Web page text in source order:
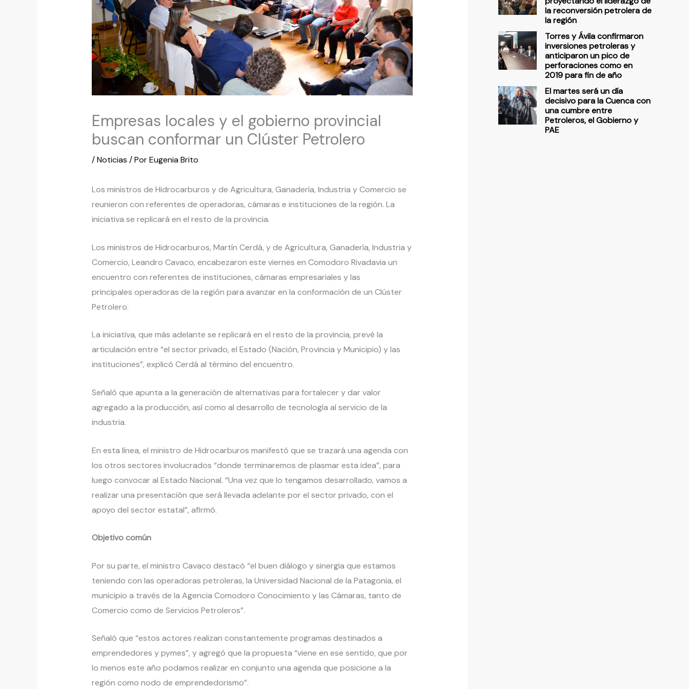
Empresas locales y el gobierno provincial
buscan conformar un Clúster Petrolero
/Noticias / PorEugenia Brito
Los ministros de Hidrocarburos y de Agricultura, Ganadería, Industria y Comercio se
reunieron con referentes de operadoras, cámaras e instituciones de la región. La
iniciativa se replicará en el resto de la provincia.
Los ministros de Hidrocarburos, Martín Cerdá, y de Agricultura, Ganadería, Industria y
Comercio, Leandro Cavaco, encabezaron este viernes en Comodoro Rivadavia un
encuentro con referentes de instituciones, cámaras empresariales y las
principales operadoras de la región para avanzar en la conformación de un Clúster
Petrolero.
La iniciativa, que más adelante se replicará en el resto de la provincia, prevé la
articulación entre “el sector privado, el Estado (Nación, Provincia y Municipio) y las
instituciones”, explicó Cerdá al término del encuentro.
Señaló que apunta a la generación de alternativas para fortalecer y dar valor
agregado a la producción, así como al desarrollo de tecnología al servicio de la
industria.
En esta línea, el ministro de Hidrocarburos manifestó que se trazará una agenda con
los otros sectores involucrados “donde terminaremos de plasmar esta idea”, para
luego convocar al Estado Nacional. “Una vez que lo tengamos desarrollado, vamos a
realizar una presentación que será llevada adelante por el sector privado, con el
apoyo del sector estatal”, afirmó.
Objetivo común
Por su parte, el ministro Cavaco destacó “el buen diálogo y sinergia que estamos
teniendo con las operadoras petroleras, la Universidad Nacional de la Patagonia, el
municipio a través de la Agencia Comodoro Conocimiento y las Cámaras, tanto de
Comercio como de Servicios Petroleros”.
Señaló que “estos actores realizan constantemente programas destinados a
emprendedores y pymes”, y agregó que la propuesta “viene en ese sentido, que por
lo menos este año podamos realizar en conjunto una agenda que posicione a la
región como nodo de emprendedorismo”.
la reconversión petrolera de
la región
Torres y Ávila confirmaron
inversiones petroleras y
anticiparon un pico de
perforaciones como en
2019 para fin de año
El martes será un día
decisivo para la Cuenca con
una cumbre entre
Petroleros, el Gobierno y
PAE